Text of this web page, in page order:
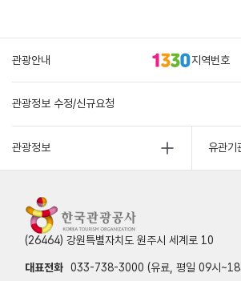
관광안내 지역번호
관광정보 수정/신규요청
관광정보 유관기
(26464) 강원특별자치도 원주시 세계로 10
대표전화 033-738-3000 (유료, 평일 09시~18